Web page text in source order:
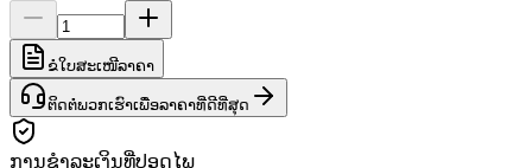
ຂໍໃບສະເໜີລາຄາ
ຕິດຕໍ່ພວກເຮົາເພື່ອລາຄາທີ່ດີທີ່ສຸດ
ການຊຳລະເງິນທີ່ປອດໄພ